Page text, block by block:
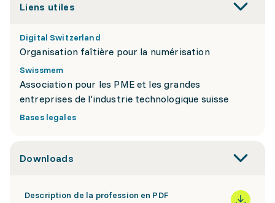
Liens utiles
Digital Switzerland
Organisation faîtière pour la numérisation
Swissmem
Association pour les PME et les grandes
entreprises de l'industrie technologique suisse
Bases legales
Downloads
Description de la profession en PDF